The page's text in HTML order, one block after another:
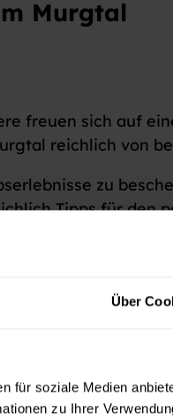
Über
für soziale Medien
zu Ihrer
Murgtal
freuen sich auf
reichlich von
zu
Tipps für den